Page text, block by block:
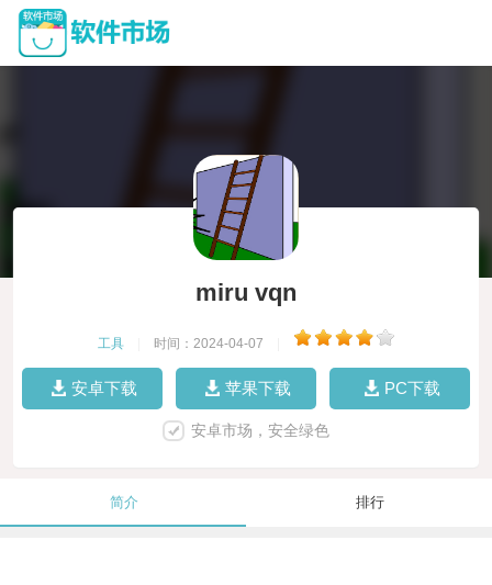
miru vqn
工具 时间：2024-04-07
安卓下载 苹果下载 PC下载
安卓市场，安全绿色
简介 排行